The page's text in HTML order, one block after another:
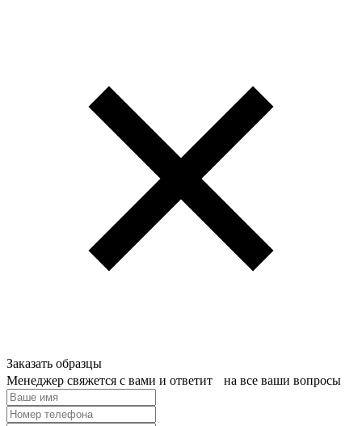
Заказать образцы
Менеджер свяжется с вами и ответит на все ваши вопросы